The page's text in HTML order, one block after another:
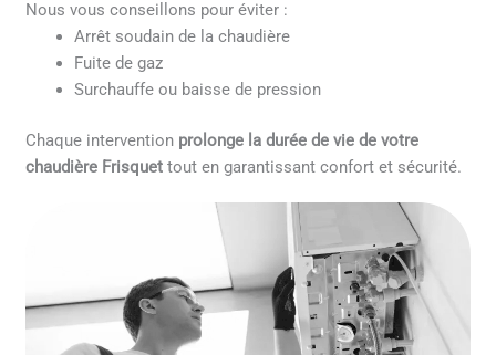
Nous vous conseillons pour éviter :
Arrêt soudain de la chaudière
Fuite de gaz
Surchauffe ou baisse de pression
Chaque intervention prolonge la durée de vie de votre
chaudière Frisquet tout en garantissant confort et sécurité.